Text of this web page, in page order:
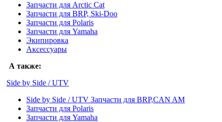
Запчасти для Arctic Cat
Запчасти для BRP, Ski-Doo
Запчасти для Polaris
Запчасти для Yamaha
Экипировка
Аксессуары
А также:
Side by Side / UTV
Side by Side / UTV Запчасти для BRP,CAN AM
Запчасти для Polaris
Запчасти для Yamaha